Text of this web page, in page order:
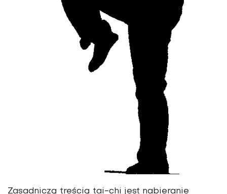
Zasadniczą treścią tai-chi jest nabieranie